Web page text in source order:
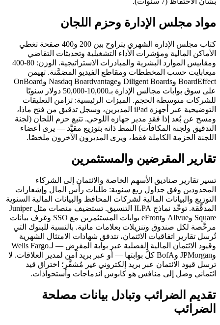
مواد مجلس الإدارة وحزم اللجان
كتاب مجلس الإدارة الشهري يتراوح بين 200 و400 صفحة تغطي
الأماكن المالية ومؤشرات الأداء التشغيلية وتحديثات التقاضي
ومقاييس الموارد البشرية والمبادرات الاستراتيجية. الوزن: 80-400
ميغابايت حسب المخططات ومقاطع الفيديو المضمَّنة. تهيمن
BoardEffect وDiligent Boards وNasdaq Boardvantage وOnBoard
على سوق بوابات مجالس الإدارة بـ10,000-50,000 دولار سنويًا
للشركات متوسطة الحجم. الميزات الرئيسية: تزامن التعليقات
التوضيحية عبر أجهزة iPad المديرين، وسجل تدقيق من فتح ماذا،
ومسح عن بُعد إذا فقد مدير جهازه اللوحي. تتبع حزم اللجان (لجنة
التدقيق ولجنة المكافآت) النمط ذاته بتوزيع مقيَّد — يرى أعضاء
اللجنة الحزمة الكاملة فقط، ويرى المديرون الآخرون ملخصًا.
تقارير المقرضين والمستثمرين
تسير تقارير صناديق الأسهم الخاصة والائتمان إلى الشركاء
المحدودين وفق جداول ربع سنوية: طلبات رأس المال وإشعارات
التوزيع والبيانات المالية لشركات المحافظ والبيانات المالية السنوية
المدقَّقة. توحِّد نماذج ILPA التنسيق. تستضيف منصات مثل Juniper
Square وAllvue وeFront بوابات المستثمرين مع SSO وغرف بيانات
مرخَّصة لكل صندوق وتنزيلات بعلامات مائية. بالنسبة للبنوك التي
تُرسل تقارير اتفاقيات الائتمان، تتدفق شهادات الامتثال الشهرية
وقيود الائتمان المالية الفصلية عبر بوابة المقرض — لـWells Fargo
وJPMorgan وBofA كلٌّ بوابتها — أو عبر بريد آمن لمدير العلاقات. لا
ترسل قيود الائتمان عبر بريد إلكتروني غير مُشفَّر؛ اختراق قيد
ائتماني وصل إلى منافس هو كابوس اندماجات وأستحواذات.
تقديم الضرائب وتبادل بيانات مصلحة
الضرائب